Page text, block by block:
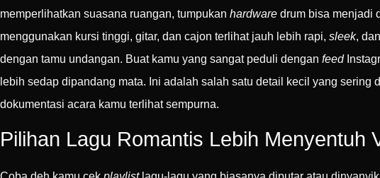
memperlihatkan suasana ruangan, tumpukan hardware drum bisa menjadi
menggunakan kursi tinggi, gitar, dan cajon terlihat jauh lebih rapi, sleek,
dengan tamu undangan. Buat kamu yang sangat peduli dengan feed
lebih sedap dipandang mata. Ini adalah salah satu detail kecil yang sering
dokumentasi acara kamu terlihat sempurna.
Pilihan Lagu Romantis Lebih Menyentuh